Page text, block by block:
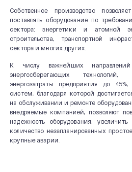
Собственное производство
поставлять оборудование по
сектора: энергетики и атомной
строительства, транспортной
сектора и многих других.
К числу важнейших направлений
энергосберегающих технологий,
энергозатраты предприятия до
систем, благодаря которой
на обслуживании и ремонте
внедряемые компанией, позволяют
надежность оборудования,
количество незапланированных
крупные аварии.